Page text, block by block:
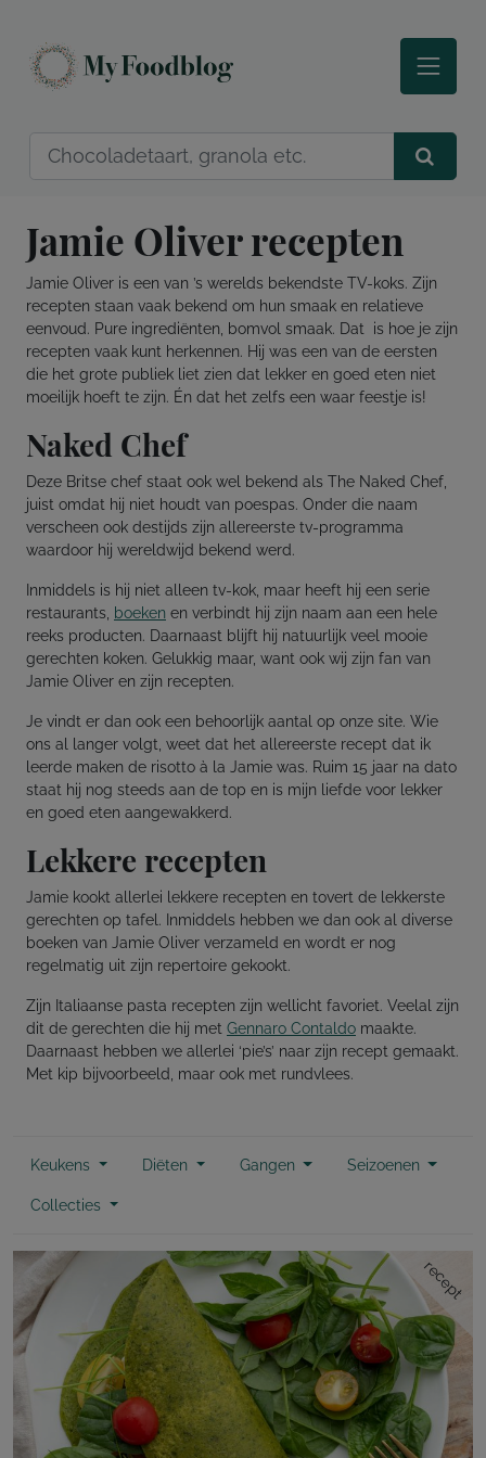
Jamie Oliver recepten
Jamie Oliver is een van ’s werelds bekendste TV-koks. Zijn
recepten staan vaak bekend om hun smaak en relatieve
eenvoud. Pure ingrediënten, bomvol smaak. Dat is hoe je zijn
recepten vaak kunt herkennen. Hij was een van de eersten
die het grote publiek liet zien dat lekker en goed eten niet
moeilijk hoeft te zijn. Én dat het zelfs een waar feestje is!
Naked Chef
Deze Britse chef staat ook wel bekend als The Naked Chef,
juist omdat hij niet houdt van poespas. Onder die naam
verscheen ook destijds zijn allereerste tv-programma
waardoor hij wereldwijd bekend werd.
Inmiddels is hij niet alleen tv-kok, maar heeft hij een serie
restaurants, boeken en verbindt hij zijn naam aan een hele
reeks producten. Daarnaast blijft hij natuurlijk veel mooie
gerechten koken. Gelukkig maar, want ook wij zijn fan van
Jamie Oliver en zijn recepten.
Je vindt er dan ook een behoorlijk aantal op onze site. Wie
ons al langer volgt, weet dat het allereerste recept dat ik
leerde maken de risotto à la Jamie was. Ruim 15 jaar na dato
staat hij nog steeds aan de top en is mijn liefde voor lekker
en goed eten aangewakkerd.
Lekkere recepten
Jamie kookt allerlei lekkere recepten en tovert de lekkerste
gerechten op tafel. Inmiddels hebben we dan ook al diverse
boeken van Jamie Oliver verzameld en wordt er nog
regelmatig uit zijn repertoire gekookt.
Zijn Italiaanse pasta recepten zijn wellicht favoriet. Veelal zijn
dit de gerechten die hij met Gennaro Contaldo maakte.
Daarnaast hebben we allerlei ‘pie’s’ naar zijn recept gemaakt.
Met kip bijvoorbeeld, maar ook met rundvlees.
Keukens Diëten Gangen Seizoenen
Collecties
recept